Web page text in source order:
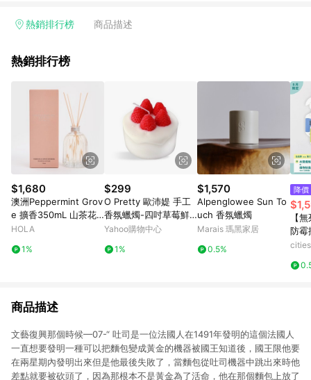
回饋訂單不得享有 Pinkoi 站方優惠，例如首購優惠，P coins，
行為，不具贈點資格，部分退款不在此限。 6. APP 請更新至
貨後 45 天後發送。 8. 群眾募資商品，禮物卡，開館保證金，補
運費，攤位費等不具贈點資格。 9. LINE 購物站上之商品規格、
顏色、價位、贈品如與 Pinkoi 商品資訊頁及購物車不符，以
Pinkoi 購物商品資訊頁及購物車標示為準。 10. 點數紅包使用規
則請以點數紅包活動說明為準。 11. 若於 LINE 購物前往 Pinkoi
頁面後才首次下載 Pinkoi APP 並完成訂單，不符合導購資格；承
上，首次下載 Pinkoi APP 後，需透過 LINE 購物前往 Pinkoi 頁
面，方享導購資格。
熱銷排行榜 商品描述
熱銷排行榜
$1,680
澳洲Peppermint Grov
e 擴香350mL 山茶花
與蓮花
HOLA
1%
$299
O Pretty 歐沛媞 手工
香氛蠟燭-四吋草莓鮮
奶油蛋糕12X12X12cm
Yahoo購物中心
1%
$1,570
Alpenglowee Sun To
uch 香氛蠟燭
Marais 瑪黑家居
0.5%
降價
【
防霉
檬紅
迷迭
商品描述
文藝復興那個時候—07-“ 吐司是一位法國人在1491年發明的這個法國人
一直想要發明一種可以把麵包變成黃金的機器被國王知道後，國王限他要
在兩星期內發明出來但是他最後失敗了，當麵包從吐司機器中跳出來時他
差點就要被砍頭了，因為那根本不是黃金為了活命，他在那個麵包上放了